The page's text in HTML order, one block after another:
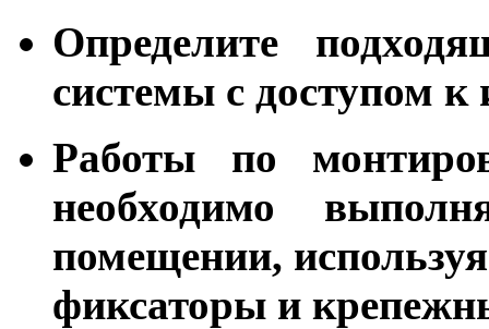
Определите
системы с доступом к
Работы по
необходимо
помещении,
фиксаторы и